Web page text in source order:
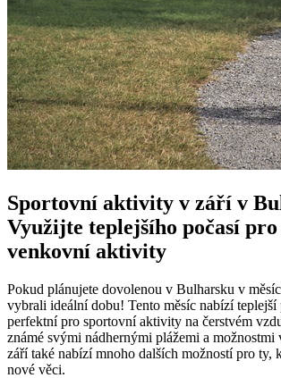
Sportovní aktivity v září v
Využijte teplejšího počasí
venkovní aktivity
Pokud plánujete dovolenou v Bulharsku v
vybrali ideální dobu! Tento měsíc nabízí teplejší
perfektní pro sportovní aktivity na čerstvém
známé svými nádhernými plážemi a možnostmi
září také nabízí mnoho dalších možností pro ty,
nové věci.